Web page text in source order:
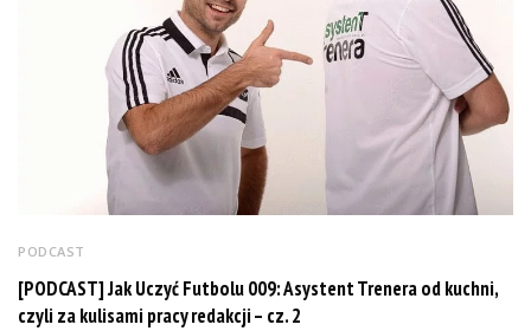
PODCAST
[PODCAST] Jak Uczyć Futbolu 009: Asystent Trenera od kuchni,
czyli za kulisami pracy redakcji – cz. 2